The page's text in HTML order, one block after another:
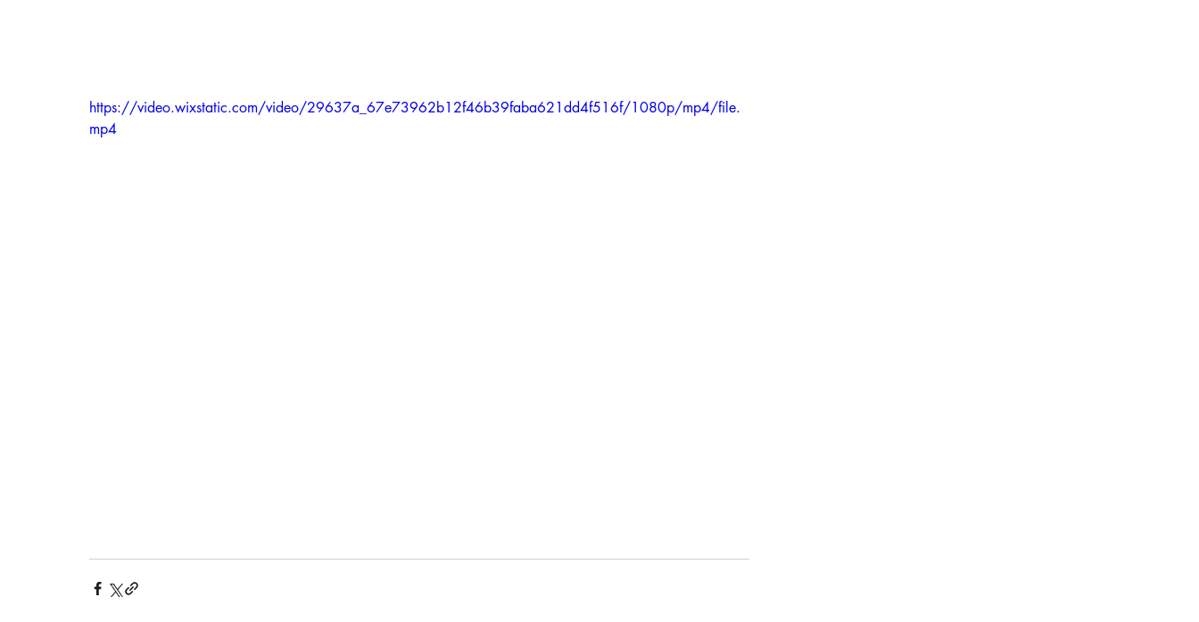
https://video.wixstatic.com/video/29637a_67e73962b12f46b39faba621dd4f516f/1080p/mp4/file.
mp4